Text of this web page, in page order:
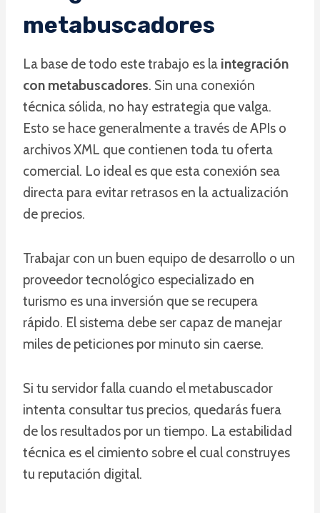
metabuscadores
La base de todo este trabajo es la integración
con metabuscadores. Sin una conexión
técnica sólida, no hay estrategia que valga.
Esto se hace generalmente a través de APIs o
archivos XML que contienen toda tu oferta
comercial. Lo ideal es que esta conexión sea
directa para evitar retrasos en la actualización
de precios.
Trabajar con un buen equipo de desarrollo o un
proveedor tecnológico especializado en
turismo es una inversión que se recupera
rápido. El sistema debe ser capaz de manejar
miles de peticiones por minuto sin caerse.
Si tu servidor falla cuando el metabuscador
intenta consultar tus precios, quedarás fuera
de los resultados por un tiempo. La estabilidad
técnica es el cimiento sobre el cual construyes
tu reputación digital.